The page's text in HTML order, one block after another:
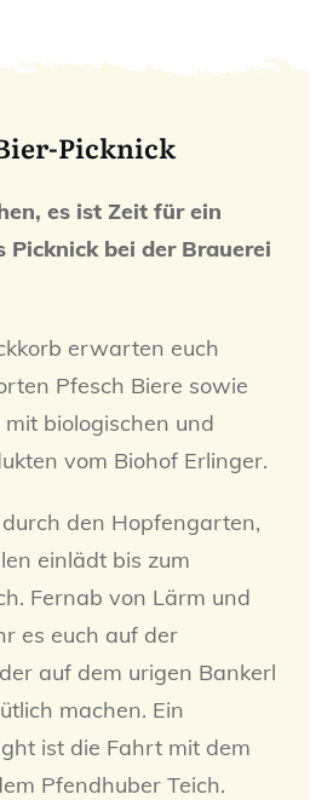
Picknick
es ist Zeit für ein
Picknick bei der Brauerei
erwarten euch
Pfesch Biere sowie
mit biologischen und
vom Biohof Erlinger.
den Hopfengarten,
einlädt bis zum
Fernab von Lärm und
es euch auf der
auf dem urigen Bankerl
machen. Ein
ist die Fahrt mit dem
Pfendhuber Teich.